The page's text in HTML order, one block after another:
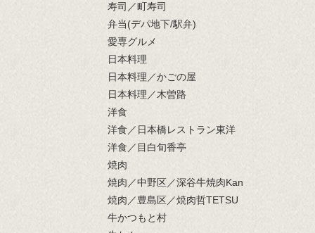
寿司／町寿司
弁当(デパ地下/駅弁)
愛専グルメ
日本料理
日本料理／かごの屋
日本料理／木曽路
洋食
洋食／日本橋レストラン東洋
洋食／目白旬香亭
焼肉
焼肉／中野区／深谷牛焼肉Kan
焼肉／豊島区／焼肉哲TETSU
牛かつもと村